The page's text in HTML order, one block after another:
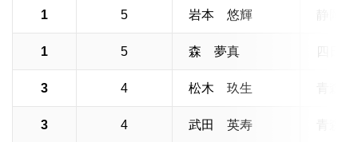
1 5 岩本 悠輝 静岡学
1 5 森 夢真
3 4 松木 玖生
3 4 武田 英寿